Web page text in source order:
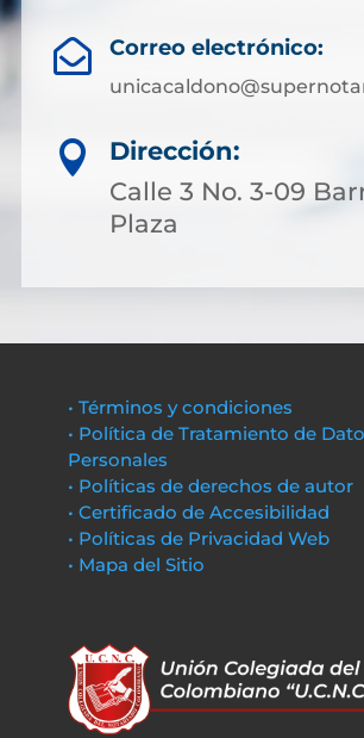
 Correo electrónico:

Dirección:
Calle 3 No. 3-09
Plaza
• Términos y condiciones
• Política de Tratamiento de
Personales
• Políticas de derechos de autor
• Certificado de Accesibilidad
• Políticas de Privacidad Web
• Mapa del Sitio